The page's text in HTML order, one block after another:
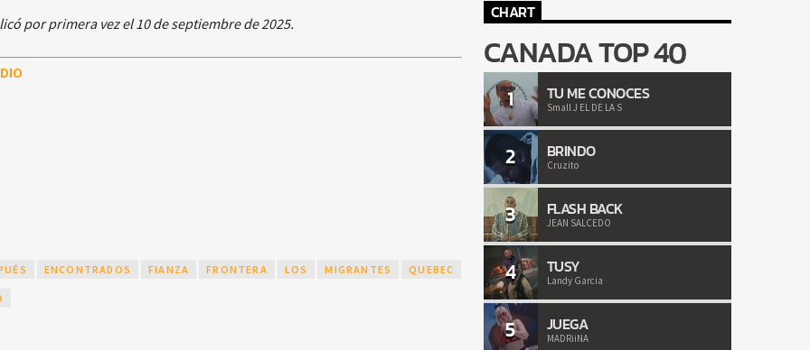
por primera vez el 10 de septiembre de 2025.
ENCONTRADOS FIANZA FRONTERA LOS MIGRANTES QUEBEC
CHART
CANADA TOP 40
1 TU ME CONOCES
Small J EL DE LA S
2 BRINDO
Cruzito
3 FLASH BACK
JEAN SALCEDO
4 TUSY
Landy Garcia
5 JUEGA
MADRiiNA